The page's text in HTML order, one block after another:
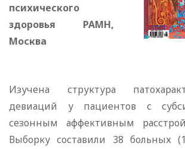
психического
здоровья РАМН,
Москва
Изучена структура
девиаций у пациентов с
сезонным аффективным
Выборку составили 38 больных